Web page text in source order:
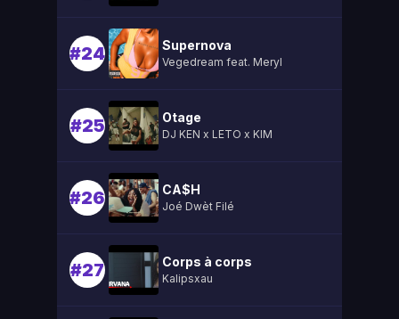
#24 Supernova
Vegedream feat. Meryl
#25 Otage
DJ KEN x LETO x KIM
#26 CA$H
Joé Dwèt Filé
#27 Corps à corps
Kalipsxau